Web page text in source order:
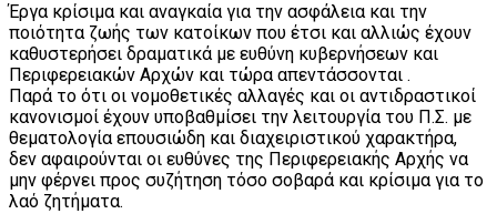
Έργα κρίσιμα και αναγκαία για την ασφάλεια και την
ποιότητα ζωής των κατοίκων που έτσι και αλλιώς έχουν
καθυστερήσει δραματικά με ευθύνη κυβερνήσεων και
Περιφερειακών Αρχών και τώρα απεντάσσονται .
Παρά το ότι οι νομοθετικές αλλαγές και οι αντιδραστικοί
κανονισμοί έχουν υποβαθμίσει την λειτουργία του Π.Σ. με
θεματολογία επουσιώδη και διαχειριστικού χαρακτήρα,
δεν αφαιρούνται οι ευθύνες της Περιφερειακής Αρχής να
μην φέρνει προς συζήτηση τόσο σοβαρά και κρίσιμα για το
λαό ζητήματα.